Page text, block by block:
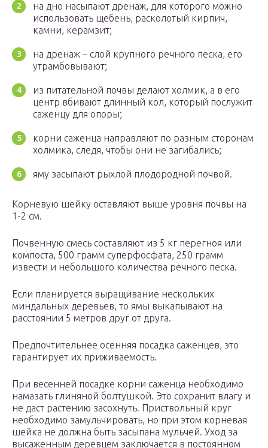
на дно насыпают дренаж, для которого можно
использовать щебень, расколотый кирпич,
камни, керамзит;
на дренаж – слой крупного речного песка, его
утрамбовывают;
из питательной почвы делают холмик, а в его
центр вбивают длинный кол, который послужит
саженцу для опоры;
корни саженца направляют по разным сторонам
холмика, следя, чтобы они не загибались;
яму засыпают рыхлой плодородной почвой.
Корневую шейку оставляют выше уровня почвы на
1-2 см.
Почвенную смесь составляют из 5 кг перегноя или
компоста, 500 грамм суперфосфата, 250 грамм
извести и небольшого количества речного песка.
Если планируется выращивание нескольких
миндальных деревьев, то ямы выкапывают на
расстоянии 5 метров друг от друга.
Предпочтительнее осенняя посадка саженцев, это
гарантирует их приживаемость.
При весенней посадке корни саженца необходимо
намазать глиняной болтушкой. Это сохранит влагу и
не даст растению засохнуть. Приствольный круг
необходимо замульчировать, но при этом корневая
шейка не должна быть засыпана мульчей. Уход за
высаженным деревцем заключается в постоянном